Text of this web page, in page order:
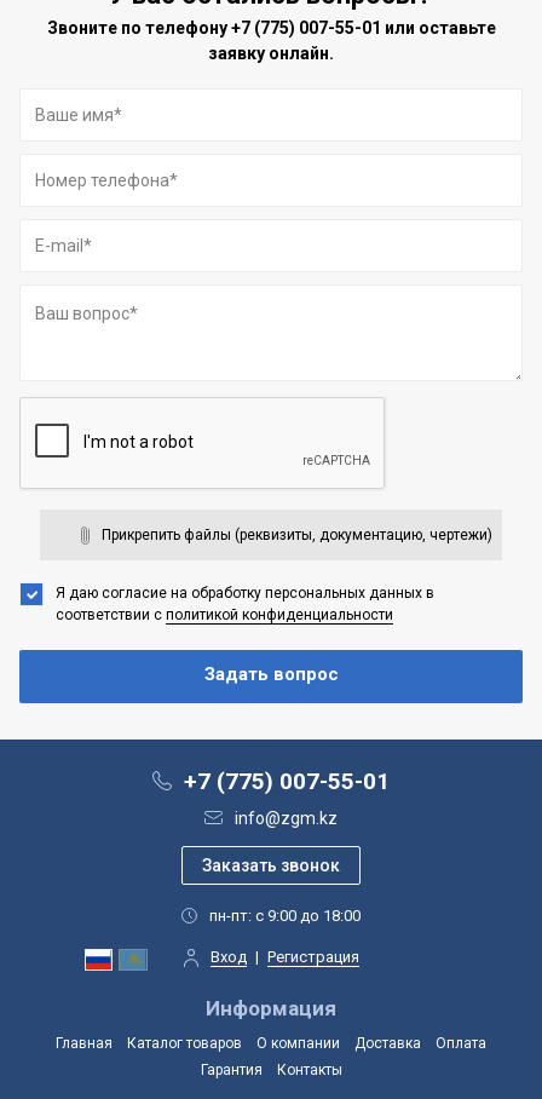
Звоните по телефону+7 (775) 007-55-01 или оставьте
заявку онлайн.
Прикрепить файлы (реквизиты, документацию, чертежи)
Я даю согласие на обработку персональных данных в
соответствии с политикой конфиденциальности
+7 (775) 007-55-01
info@zgm.kz
пн-пт: с 9:00 до 18:00
Вход | Регистрация
Информация
Главная Каталог товаров О компании Доставка
Оплата
Гарантия
Контакты